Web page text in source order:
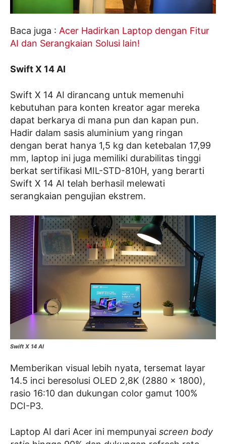
Baca juga : Acer Hadirkan Laptop dengan Fitur
AI dan Serangkaian Solusi lain!
Swift X 14 AI
Swift X 14 AI dirancang untuk memenuhi
kebutuhan para konten kreator agar mereka
dapat berkarya di mana pun dan kapan pun.
Hadir dalam sasis aluminium yang ringan
dengan berat hanya 1,5 kg dan ketebalan 17,99
mm, laptop ini juga memiliki durabilitas tinggi
berkat sertifikasi MIL-STD-810H, yang berarti
Swift X 14 AI telah berhasil melewati
serangkaian pengujian ekstrem.
Swift X 14 AI
Memberikan visual lebih nyata, tersemat layar
14.5 inci beresolusi OLED 2,8K (2880 x 1800),
rasio 16:10 dan dukungan color gamut 100%
DCI-P3.
Laptop AI dari Acer ini mempunyai screen body